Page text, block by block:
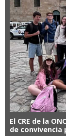
El CRE de la
de convivencia